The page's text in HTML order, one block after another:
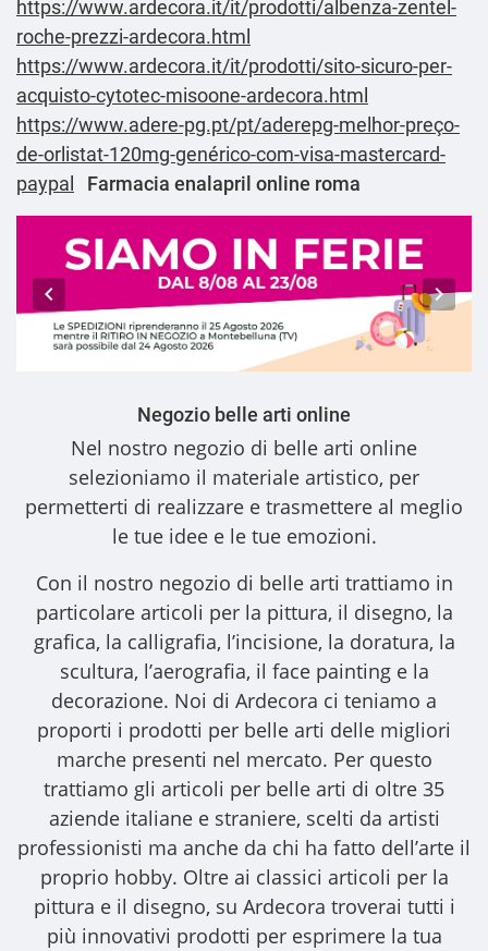
https://www.ardecora.it/it/prodotti/albenza-zentel-
roche-prezzi-ardecora.html
https://www.ardecora.it/it/prodotti/sito-sicuro-per-
acquisto-cytotec-misoone-ardecora.html
https://www.adere-pg.pt/pt/aderepg-melhor-preço-
de-orlistat-120mg-genérico-com-visa-mastercard-
paypal
Farmacia enalapril online roma
Negozio belle arti online
Nel nostro negozio di belle arti online
selezioniamo il materiale artistico, per
permetterti di realizzare e trasmettere al meglio
le tue idee e le tue emozioni.
Con il nostro negozio di belle arti trattiamo in
particolare articoli per la pittura, il disegno, la
grafica, la calligrafia, l’incisione, la doratura, la
scultura, l’aerografia, il face painting e la
decorazione. Noi di Ardecora ci teniamo a
proporti i prodotti per belle arti delle migliori
marche presenti nel mercato. Per questo
trattiamo gli articoli per belle arti di oltre 35
aziende italiane e straniere, scelti da artisti
professionisti ma anche da chi ha fatto dell’arte il
proprio hobby. Oltre ai classici articoli per la
pittura e il disegno, su Ardecora troverai tutti i
più innovativi prodotti per esprimere la tua